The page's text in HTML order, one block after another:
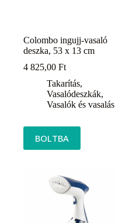
Colombo ingujj-vasaló
deszka, 53 x 13 cm
4 825,00 Ft
Takarítás,
Vasalódeszkák,
Vasalók és vasalás
BOLTBA